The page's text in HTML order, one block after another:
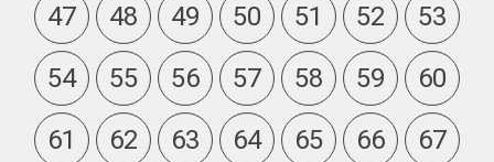
47
48 49 50 51 52
53
54
55 56 57 58 59
60
61
62 63 64 65 66
67